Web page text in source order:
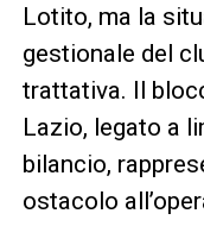
Lotito, ma la
gestionale del
trattativa. Il
Lazio, legato a
bilancio,
ostacolo